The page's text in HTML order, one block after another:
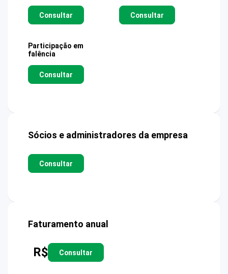
Consultar Consultar
Participação em
falência
Consultar
Sócios e administradores da empresa
Consultar
Faturamento anual
R$ Consultar